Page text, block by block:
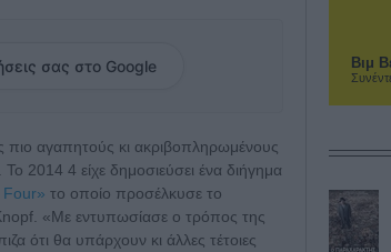
σας στο Google
αγαπητούς κι ακριβοπληρωμένους
2014 4 είχε δημοσιεύσει ένα διήγημα
Four» το οποίο προσέλκυσε το
«Με εντυπωσίασε ο τρόπος της
ότι θα υπάρχουν κι άλλες τέτοιες
Βιμ